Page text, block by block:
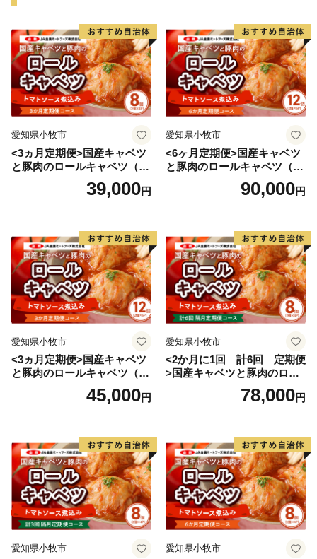
愛知県小牧市
<3ヵ月定期便>国産キャベツ
と豚肉のロールキャベツ（4P
39,000円
愛知県小牧市
<6ヶ月定期便>国産キャベツ
と豚肉のロールキャベツ（6P
90,000円
愛知県小牧市
<3ヵ月定期便>国産キャベツ
と豚肉のロールキャベツ（6P
45,000円
愛知県小牧市
<2か月に1回 計6回 定期便
>国産キャベツと豚肉のロー
ルキャベツ（4P入り）
78,000円
愛知県小牧市 愛知県小牧市